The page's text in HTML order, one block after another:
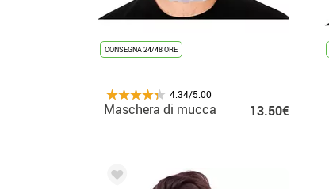
CONSEGNA 24/48 ORE
4.34/5.00
Maschera di mucca 13.50€